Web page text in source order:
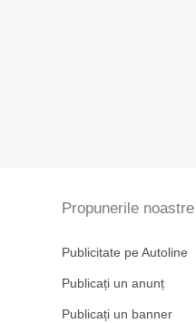
Propunerile noastre
Publicitate pe Autoline
Publicați un anunț
Publicați un banner